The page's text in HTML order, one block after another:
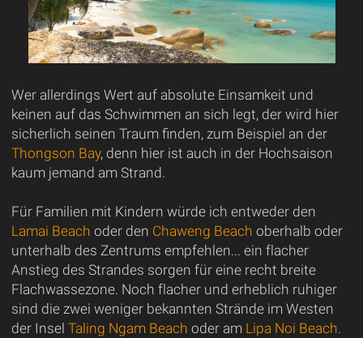
Wer allerdings Wert auf absolute Einsamkeit und
keinen auf das Schwimmen an sich legt, der wird hier
sicherlich seinen Traum finden, zum Beispiel an der
Thongson Bay, denn hier ist auch in der Hochsaison
kaum jemand am Strand.
Für Familien mit Kindern würde ich entweder den
Lamai Beach oder den Chaweng Beach oberhalb oder
unterhalb des Zentrums empfehlen... ein flacher
Anstieg des Strandes sorgen für eine recht breite
Flachwassezone. Noch flacher und erheblich ruhiger
sind die zwei weniger bekannten Strände im Westen
der Insel Taling Ngam Beach oder am Lipa Noi Beach.